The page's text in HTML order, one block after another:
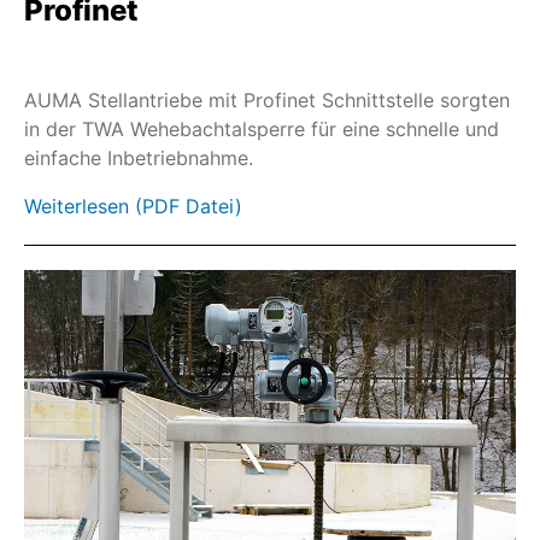
Feldbus
SIMA²
AC / ACV
AC-SIL/ACExC-SIL
ACExC
AM
AMExC
Schutzdeckel und Verschlusskits
Sonnenschutzdach
Halterahmen
SA
Profinet
AUMA Stellantriebe mit Profinet Schnittstelle sorgten
in der TWA Wehebachtalsperre für eine schnelle und
einfache Inbetriebnahme.
Weiterlesen (PDF Datei)